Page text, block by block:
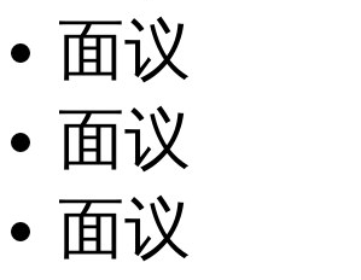
面议
面议
面议